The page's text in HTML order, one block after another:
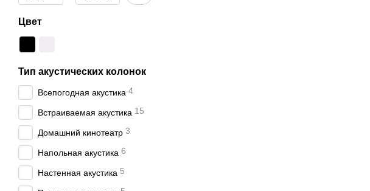
Цвет
Тип акустических колонок
Всепогодная акустика 4
Встраиваемая акустика 15
Домашний кинотеатр 3
Напольная акустика 6
Настенная акустика 5